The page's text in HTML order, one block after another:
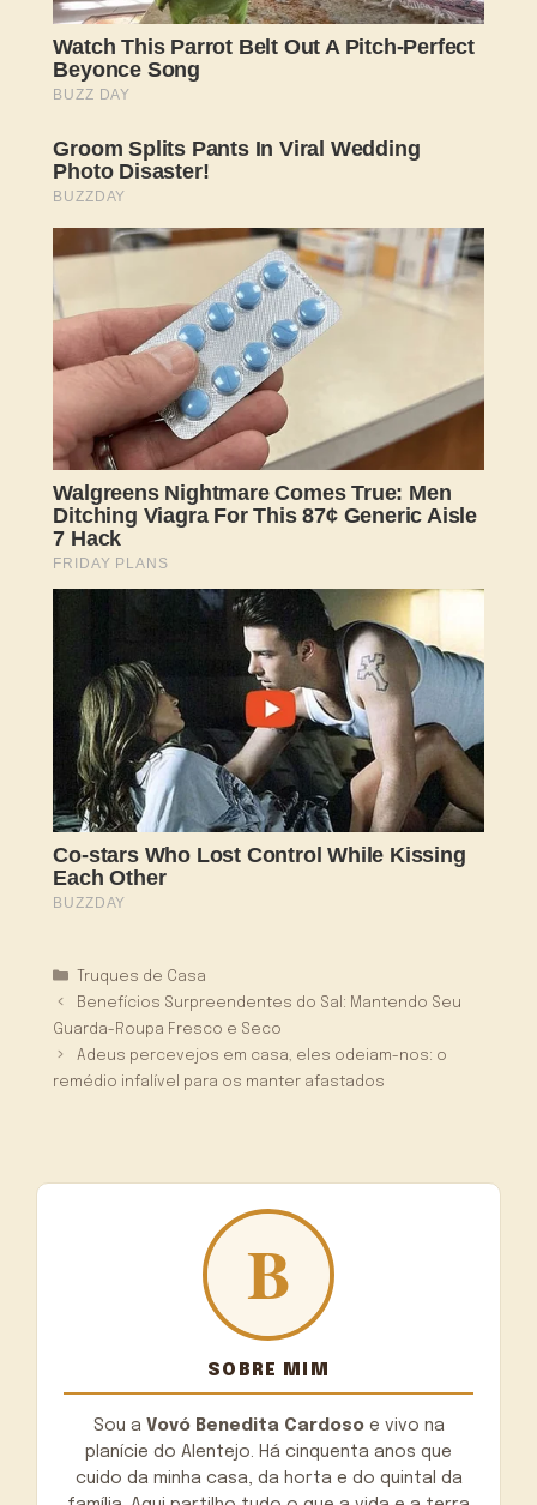
Categorias
Truques de Casa
Benefícios Surpreendentes do Sal: Mantendo Seu
Guarda-Roupa Fresco e Seco
Adeus percevejos em casa, eles odeiam-nos: o
remédio infalível para os manter afastados
SOBRE MIM
Sou a Vovó Benedita Cardosoe vivo na
planície do Alentejo. Há cinquenta anos que
cuido da minha casa, da horta e do quintal da